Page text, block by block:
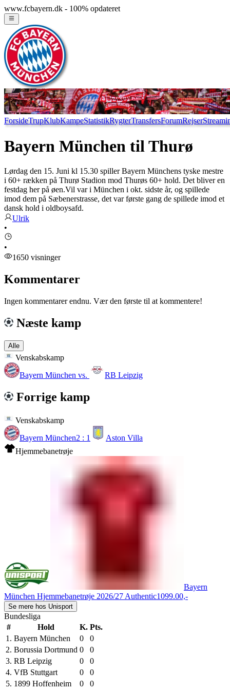
www.fcbayern.dk - 100% opdateret
ForsideTrupKlubKampeStatistikRygterTransfersForumRejser
Bayern München til Thurø
Lørdag den 15. Juni kl 15.30 spiller Bayern Münchens tyske mestre
i 60+ rækken på Thurø Stadion mod Thurøs 60+ hold. Det bliver en
festdag her på øen.Vil var i München i okt. sidste år, og spillede
imod dem på Sæbenerstrasse, det var første gang de spillede imod et
dansk hold i oldboysafd.
Ulrik
•
•
1650 visninger
Kommentarer
Ingen kommentarer endnu. Vær den første til at kommentere!
Næste kamp
Alle
Venskabskamp
Bayern München vs. RB Leipzig
Forrige kamp
Venskabskamp
Bayern München2 : 1
Aston Villa
Hjemmebanetrøje
Bayern
München Hjemmebanetrøje 2026/27 Authentic1099.00,-
Se mere hos Unisport
Bundesliga
#
Hold K. Pts.
1. Bayern München 0
0
2. Borussia Dortmund 0
0
3. RB Leipzig 0
0
4. VfB Stuttgart 0
0
5. 1899 Hoffenheim 0
0